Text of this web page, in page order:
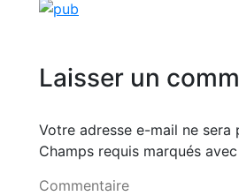
Laisser un
Votre adresse e-mail ne sera
Champs requis marqués avec
Commentaire